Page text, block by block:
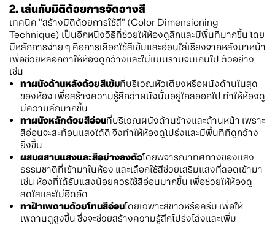
2. เล่นกับมิติด้วยการจัดวางสี
เทคนิค "สร้างมิติด้วยการใช้สี" (Color Dimensioning
Technique) เป็นอีกหนึ่งวิธีที่ช่วยให้ห้องดูลึกและมีพื้นที่มากขึ้น โดย
มีหลักการง่าย ๆ คือการเลือกใช้สีเข้มและอ่อนไล่เรียงจากหลังมาหน้า
เพื่อช่วยหลอกตาให้ห้องดูกว้างและไม่แบนราบจนเกินไป ตัวอย่าง
เช่น
ทาผนังด้านหลังด้วยสีเข้มที่บริเวณหัวเตียงหรือผนังด้านในสุด
ของห้อง เพื่อสร้างความรู้สึกว่าผนังนั้นอยู่ไกลออกไป ทำให้ห้องดู
มีความลึกมากขึ้น
ทาผนังหลักด้วยสีอ่อนที่บริเวณผนังด้านข้างและด้านหน้า เพราะ
สีอ่อนจะสะท้อนแสงได้ดี จึงทำให้ห้องดูโปร่งและมีพื้นที่ที่ดูกว้าง
ยิ่งขึ้น
ผสมผสานแสงและสีอย่างลงตัวโดยพิจารณาทิศทางของแสง
ธรรมชาติที่เข้ามาในห้อง และเลือกใช้สีช่วยเสริมแสงที่ลอดเข้ามา
เช่น ห้องที่ได้รับแสงน้อยควรใช้สีอ่อนมากขึ้น เพื่อช่วยให้ห้องดู
สดใสและไม่อึดอัด
ทาฝ้าเพดานด้วยโทนสีอ่อนโดยเฉพาะสีขาวหรือครีม เพื่อให้
เพดานดูสูงขึ้น ซึ่งจะช่วยสร้างความรู้สึกโปร่งโล่งและเพิ่ม